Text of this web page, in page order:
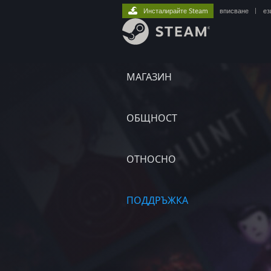
МАГАЗИН
ОБЩНОСТ
ОТНОСНО
ПОДДРЪЖКА
Инсталирайте Steam вписване